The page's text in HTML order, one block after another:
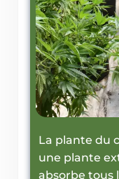
La plante du
une plante
absorbe tous